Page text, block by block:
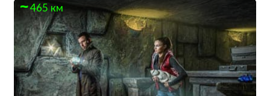
465 км